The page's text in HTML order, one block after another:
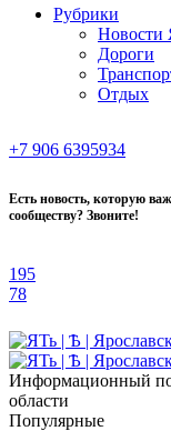
Рубрики
Новости
Дороги
Отдых
+7 906 6395934
Есть новость, которую
сообществу? Звоните!
195
78
Информационный
области
Популярные